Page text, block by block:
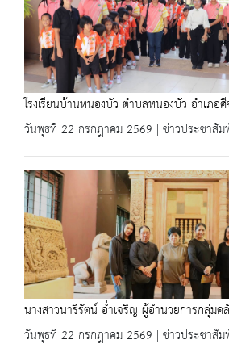
โรงเรียนบ้านหนองบัว ตำบลหนองบัว อำเภ
วันพุธที่ 22 กรกฎาคม 2569 | ข่าวประชาสั
นางสาวนารีรัตน์ อ่ำเจริญ ผู้อำนวยการกลุ่มค
วันพุธที่ 22 กรกฎาคม 2569 | ข่าวประชาสั